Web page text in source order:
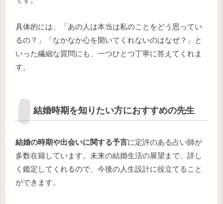
具体的には、「あの人は本当は私のことをどう思ってい
るの？」「なかなか心を開いてくれないのはなぜ？」と
いった繊細な質問にも、一つひとつ丁寧に答えてくれま
す。
結婚時期を知りたい方におすすめの先生
結婚の時期や出会いに関する予言に定評のある占い師が
多数在籍しています。未来の結婚生活の展望まで、詳し
く鑑定してくれるので、今後の人生設計に役立てること
ができます。